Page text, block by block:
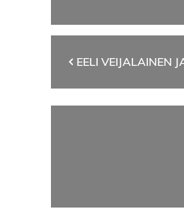
Artikkelien
selaus
EELI VEIJALAINEN